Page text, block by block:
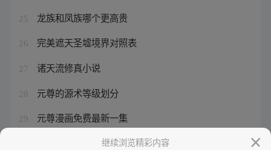
25 龙族和凤族哪个更高贵
26 完美遮天圣墟境界对照表
27 诸天流修真小说
28 元尊的源术等级划分
29 元尊漫画免费最新一集
继续浏览精彩内容